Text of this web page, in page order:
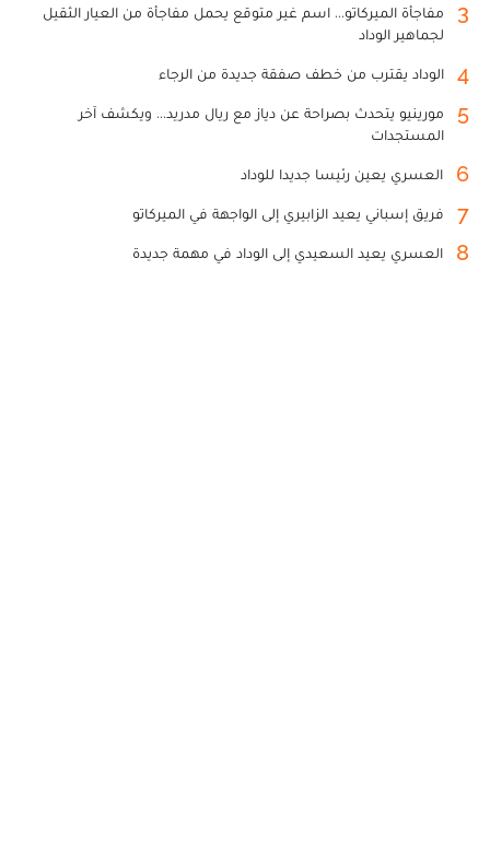
3
مفاجأة الميركاتو... اسم غير متوقع يحمل مفاجأة من العيار الثقيل
لجماهير الوداد
4 الوداد يقترب من خطف صفقة جديدة من الرجاء
5
مورينيو يتحدث بصراحة عن دياز مع ريال مدريد... ويكشف آخر
المستجدات
6 العسري يعين رئيسا جديدا للوداد
7 فريق إسباني يعيد الزابيري إلى الواجهة في الميركاتو
8 العسري يعيد السعيدي إلى الوداد في مهمة جديدة